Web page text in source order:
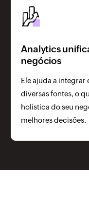
Analytics
negócios
Ele ajuda a
diversas fontes, o
holística do seu
melhores decisões.